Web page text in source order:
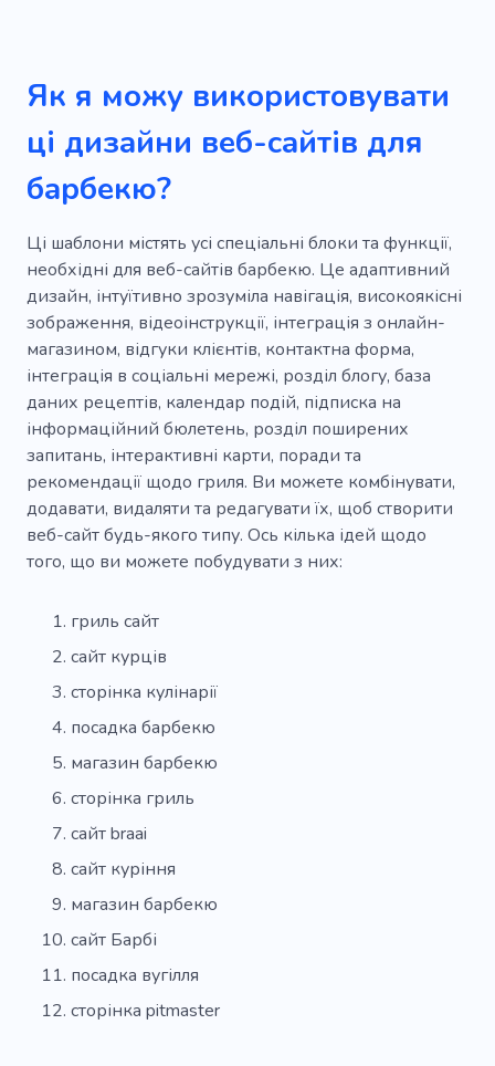
Як я можу використовувати
ці дизайни веб-сайтів для
барбекю?
Ці шаблони містять усі спеціальні блоки та функції,
необхідні для веб-сайтів барбекю. Це адаптивний
дизайн, інтуїтивно зрозуміла навігація, високоякісні
зображення, відеоінструкції, інтеграція з онлайн-
магазином, відгуки клієнтів, контактна форма,
інтеграція в соціальні мережі, розділ блогу, база
даних рецептів, календар подій, підписка на
інформаційний бюлетень, розділ поширених
запитань, інтерактивні карти, поради та
рекомендації щодо гриля. Ви можете комбінувати,
додавати, видаляти та редагувати їх, щоб створити
веб-сайт будь-якого типу. Ось кілька ідей щодо
того, що ви можете побудувати з них:
гриль сайт
сайт курців
сторінка кулінарії
посадка барбекю
магазин барбекю
сторінка гриль
сайт braai
сайт куріння
магазин барбекю
сайт Барбі
посадка вугілля
сторінка pitmaster